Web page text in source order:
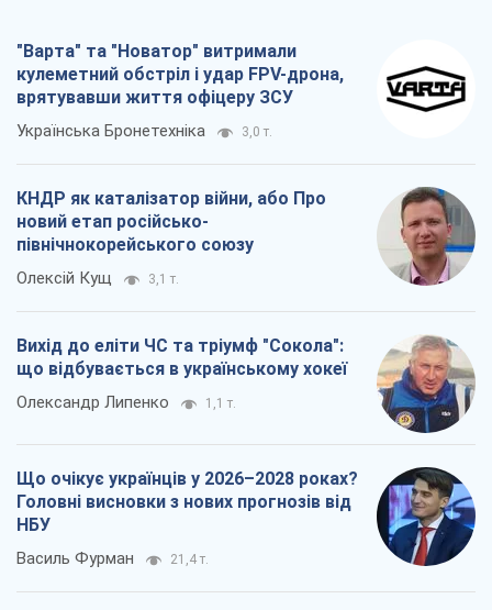
"Варта" та "Новатор" витримали
кулеметний обстріл і удар FPV-дрона,
врятувавши життя офіцеру ЗСУ
Українська Бронетехніка 3,0 т.
КНДР як каталізатор війни, або Про
новий етап російсько-
північнокорейського союзу
Олексій Кущ 3,1 т.
Вихід до еліти ЧС та тріумф "Сокола":
що відбувається в українському хокеї
Олександр Липенко 1,1 т.
Що очікує українців у 2026–2028 роках?
Головні висновки з нових прогнозів від
НБУ
Василь Фурман 21,4 т.